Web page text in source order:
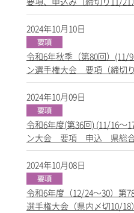
2024年10月10日
令和6年秋季（第80回）(11/
ン選手権大会 要項（締切
2024年10月09日
令和6年度(第36回) (11/16～
ン大会 要項 申込 県総合
2024年10月08日
令和6年度（12/24～30）第
選手権大会（県内〆切10/